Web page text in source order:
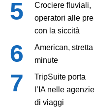
Crociere fluviali,
operatori alle
con la siccità
American,
minute
TripSuite porta
l’IA nelle agenzie
di viaggi